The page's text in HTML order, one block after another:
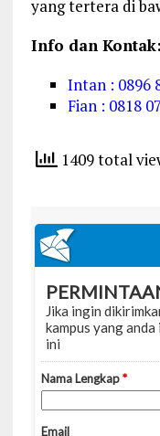
yang tertera di
Info dan Kontak:
Intan : 0896
Fian : 0818
1409 total